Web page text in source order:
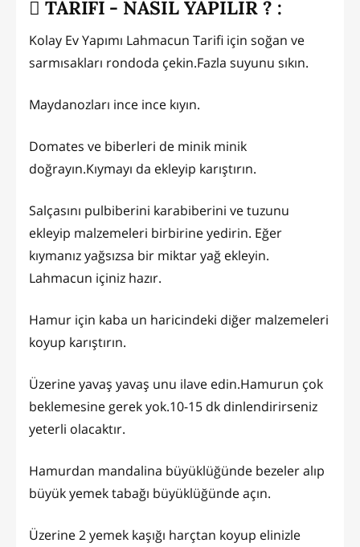
TARİFİ - NASIL YAPILIR ? :
Kolay Ev Yapımı Lahmacun Tarifi için soğan ve
sarmısakları rondoda çekin.Fazla suyunu sıkın.
Maydanozları ince ince kıyın.
Domates ve biberleri de minik minik
doğrayın.Kıymayı da ekleyip karıştırın.
Salçasını pulbiberini karabiberini ve tuzunu
ekleyip malzemeleri birbirine yedirin. Eğer
kıymanız yağsızsa bir miktar yağ ekleyin.
Lahmacun içiniz hazır.
Hamur için kaba un haricindeki diğer malzemeleri
koyup karıştırın.
Üzerine yavaş yavaş unu ilave edin.Hamurun çok
beklemesine gerek yok.10-15 dk dinlendirirseniz
yeterli olacaktır.
Hamurdan mandalina büyüklüğünde bezeler alıp
büyük yemek tabağı büyüklüğünde açın.
Üzerine 2 yemek kaşığı harçtan koyup elinizle